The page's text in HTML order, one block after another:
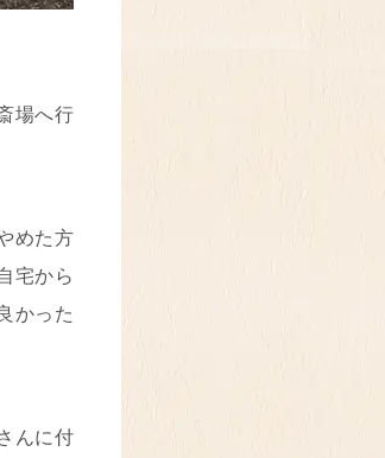
場へ行
めた方
宅から
かった
んに付